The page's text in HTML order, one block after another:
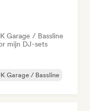
Garage / Bassline
mijn DJ-sets
Garage / Bassline